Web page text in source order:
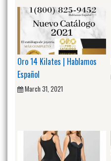
Oro 14 Kilates | Hablamos
Español
March 31, 2021